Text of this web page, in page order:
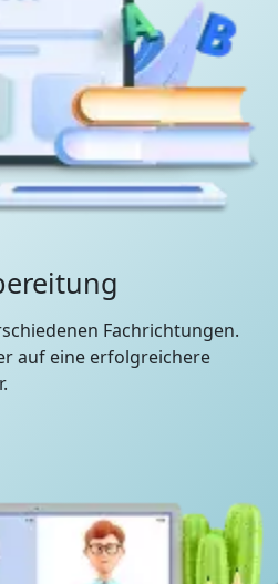
Fachrichtungen.
auf eine erfolgreichere